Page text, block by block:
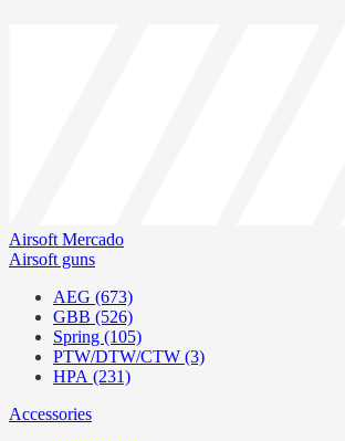
Airsoft Mercado
Airsoft guns
AEG (673)
GBB (526)
Spring (105)
PTW/DTW/CTW (3)
HPA (231)
Accessories